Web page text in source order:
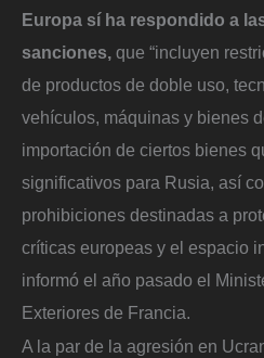
Europa sí ha respondido a
sanciones, que “incluyen
de productos de doble uso,
vehículos, máquinas y bienes
importación de ciertos bienes
significativos para Rusia, así
prohibiciones destinadas a
críticas europeas y el espacio
informó el año pasado el
Exteriores de Francia.
A la par de la agresión en